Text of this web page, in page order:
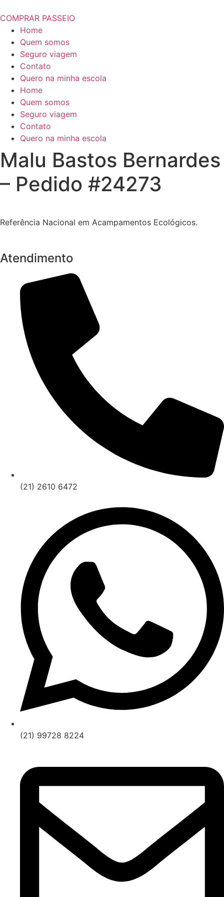
COMPRAR PASSEIO
Home
Quem somos
Seguro viagem
Contato
Quero na minha escola
Home
Quem somos
Seguro viagem
Contato
Quero na minha escola
Malu Bastos Bernardes
– Pedido #24273
Referência Nacional em Acampamentos Ecológicos.
Atendimento
(21) 2610 6472
(21) 99728 8224